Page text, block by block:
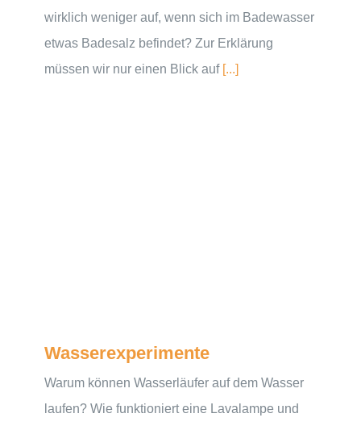
wirklich weniger auf, wenn sich im Badewasser
etwas Badesalz befindet? Zur Erklärung
müssen wir nur einen Blick auf [...]
Wasserexperimente
Warum können Wasserläufer auf dem Wasser
laufen? Wie funktioniert eine Lavalampe und